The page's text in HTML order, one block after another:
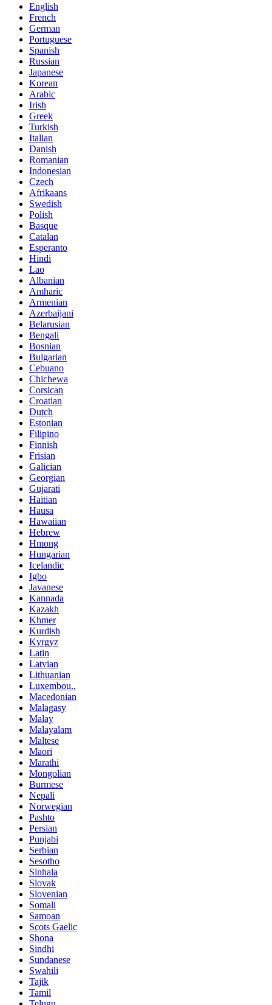
English
French
German
Portuguese
Spanish
Russian
Japanese
Korean
Arabic
Irish
Greek
Turkish
Italian
Danish
Romanian
Indonesian
Czech
Afrikaans
Swedish
Polish
Basque
Catalan
Esperanto
Hindi
Lao
Albanian
Amharic
Armenian
Azerbaijani
Belarusian
Bengali
Bosnian
Bulgarian
Cebuano
Chichewa
Corsican
Croatian
Dutch
Estonian
Filipino
Finnish
Frisian
Galician
Georgian
Gujarati
Haitian
Hausa
Hawaiian
Hebrew
Hmong
Hungarian
Icelandic
Igbo
Javanese
Kannada
Kazakh
Khmer
Kurdish
Kyrgyz
Latin
Latvian
Lithuanian
Luxembou..
Macedonian
Malagasy
Malay
Malayalam
Maltese
Maori
Marathi
Mongolian
Burmese
Nepali
Norwegian
Pashto
Persian
Punjabi
Serbian
Sesotho
Sinhala
Slovak
Slovenian
Somali
Samoan
Scots Gaelic
Shona
Sindhi
Sundanese
Swahili
Tajik
Tamil